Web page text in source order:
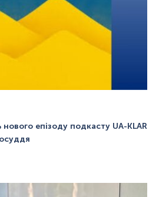
епізоду подкасту UA-KLAR